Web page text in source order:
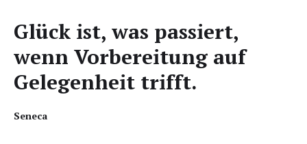
Glück ist, was pas­siert,
wenn Vor­be­rei­tung auf
Gele­gen­heit trifft.
Sene­ca